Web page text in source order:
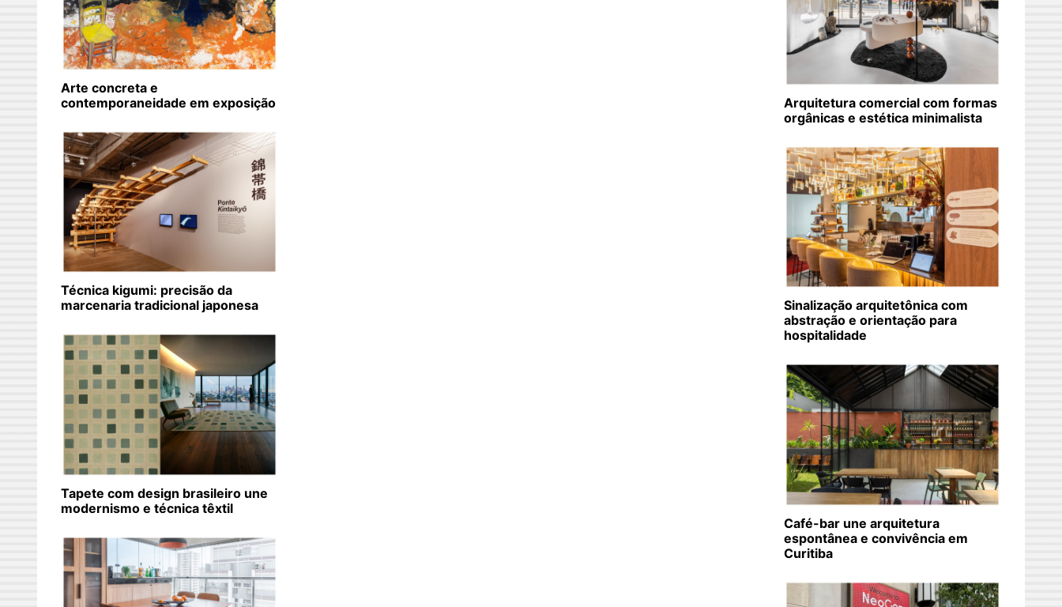
Arte concreta e
contemporaneidade em exposição
Técnica kigumi: precisão da
marcenaria tradicional japonesa
Tapete com design brasileiro une
modernismo e técnica têxtil
Arquitetura comercial com formas
orgânicas e estética minimalista
Sinalização arquitetônica com
abstração e orientação para
hospitalidade
Café-bar une arquitetura
espontânea e convivência em
Curitiba